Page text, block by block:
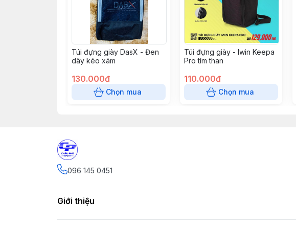
Túi đựng giày DasX - Đen
dây kéo xám
130.000đ
Chọn mua
Túi đựng giày - Iwin Keepa
Pro tím than
110.000đ
Chọn mua
096 145 0451
Giới thiệu